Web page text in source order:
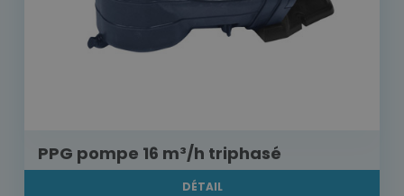
PPG pompe 16 m³/h triphasé
DÉTAIL